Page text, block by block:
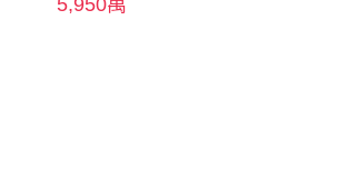
5,950萬